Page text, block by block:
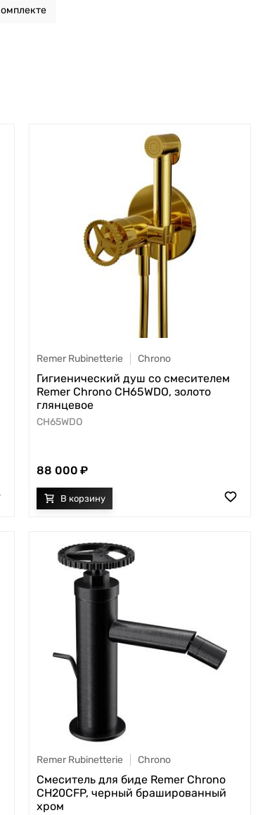
Remer Rubinetterie Chrono
Гигиенический душ со смесителем
Remer Chrono CH65WDO, золото
глянцевое
CH65WDO
88 000
Remer Rubinetterie Chrono
Смеситель для биде Remer Chrono
CH20CFP, черный брашированный
хром